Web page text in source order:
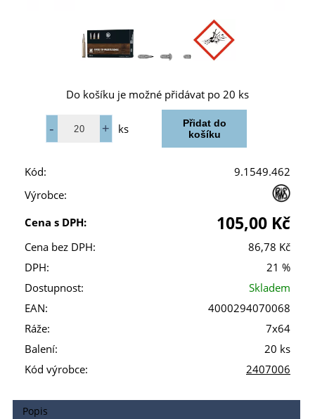
Do košíku je možné přidávat po 20 ks
ks
Kód:
9.1549.462
Výrobce:
Cena s DPH:
105,00 Kč
Cena bez DPH:
86,78 Kč
DPH:
21 %
Dostupnost:
Skladem
EAN:
4000294070068
Ráže:
7x64
Balení:
20 ks
Kód výrobce:
2407006
Popis